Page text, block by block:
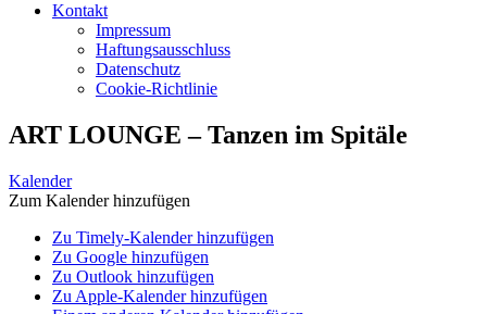
Kontakt
Impressum
Haftungsausschluss
Datenschutz
Cookie-Richtlinie
ART LOUNGE – Tanzen im Spitäle
Kalender
Zum Kalender hinzufügen
Zu Timely-Kalender hinzufügen
Zu Google hinzufügen
Zu Outlook hinzufügen
Zu Apple-Kalender hinzufügen